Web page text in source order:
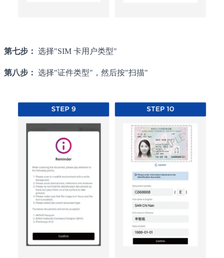
第七步： 选择"SIM 卡用户类型"
第八步： 选择"证件类型"，然后按"扫描"